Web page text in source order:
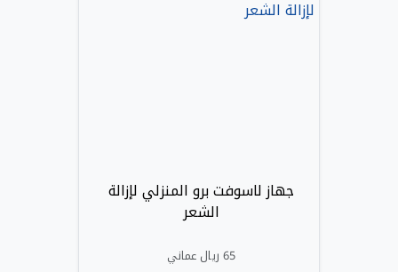
جهاز لاسوفت برو المنزلي لإزالة
الشعر
65 ريال عماني